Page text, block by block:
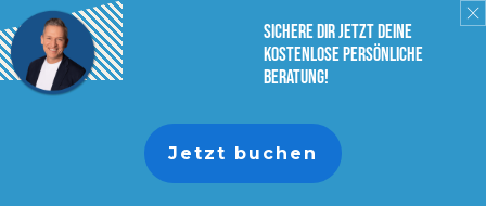
sichere dir jetzt deine
Kostenlose persönliche
Beratung!
Jetzt buchen